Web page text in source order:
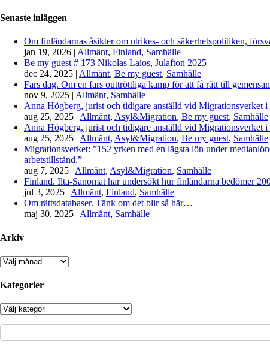
Senaste inläggen
Om finländarnas åsikter om utrikes- och säkerhetspolitiken,
jan 19, 2026 | Allmänt, Finland, Samhälle
Be my guest # 173 Nikolas Laios, Julafton 2025
dec 24, 2025 | Allmänt, Be my guest, Samhälle
Fars dag. Om en fars outtröttliga kamp för att få rätt till
nov 9, 2025 | Allmänt, Samhälle
Anna Högberg, jurist och tidigare anställd vid Migrationsverket i
aug 25, 2025 | Allmänt, Asyl&Migration, Be my guest, Samhälle
Anna Högberg, jurist och tidigare anställd vid Migrationsverket i
aug 25, 2025 | Allmänt, Asyl&Migration, Be my guest, Samhälle
Migrationsverket: ”152 yrken med en lägsta lön under
arbetstillstånd.”
aug 7, 2025 | Allmänt, Asyl&Migration, Samhälle
Finland. Ilta-Sanomat har undersökt hur finländarna bedömer
jul 3, 2025 | Allmänt, Finland, Samhälle
Om rättsdatabaser. Tänk om det blir så här…
maj 30, 2025 | Allmänt, Samhälle
Arkiv
Arkiv
Kategorier
Kategorier